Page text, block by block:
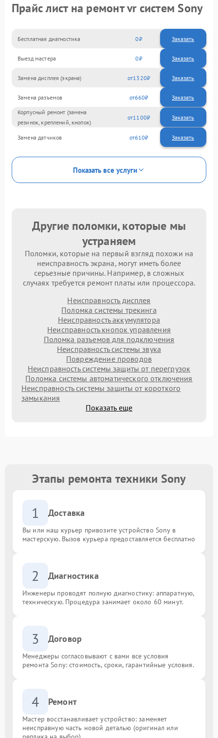
Прайс лист на ремонт vr систем Sony
Бесплатная диагностика 0 Заказать
Выезд мастера 0 Заказать
Замена дисплея (экрана) 1320
Замена разъемов 660
Корпусный ремонт (замена
резинок, креплений, кнопок)
1100
Замена датчиков 610
Показать все услуги
Другие поломки, которые мы
устраняем
Поломки, которые на первый взгляд похожи на
неисправность экрана, могут иметь более
серьезные причины. Например, в сложных
случаях требуется ремонт платы или процессора.
Неисправность дисплея
Поломка системы трекинга
Неисправность аккумулятора
Неисправность кнопок управления
Поломка разъемов для подключения
Неисправность системы звука
Повреждение проводов
Неисправность системы защиты от перегрузок
Поломка системы автоматического отключения
Неисправность системы защиты от короткого
замыкания
Показать еще
Этапы ремонта техники Sony
1 Доставка
Вы или наш курьер привозите устройство Sony в
мастерскую. Вызов курьера предоставляется бесплатно
2 Диагностика
Инженеры проводят полную диагностику: аппаратную,
техническую. Процедура занимает около 60 минут.
3 Договор
Менеджеры согласовывают с вами все условия
ремонта Sony: стоимость, сроки, гарантийные условия.
4 Ремонт
Мастер восстанавливает устройство: заменяет
неисправную часть новой деталью (оригинал или